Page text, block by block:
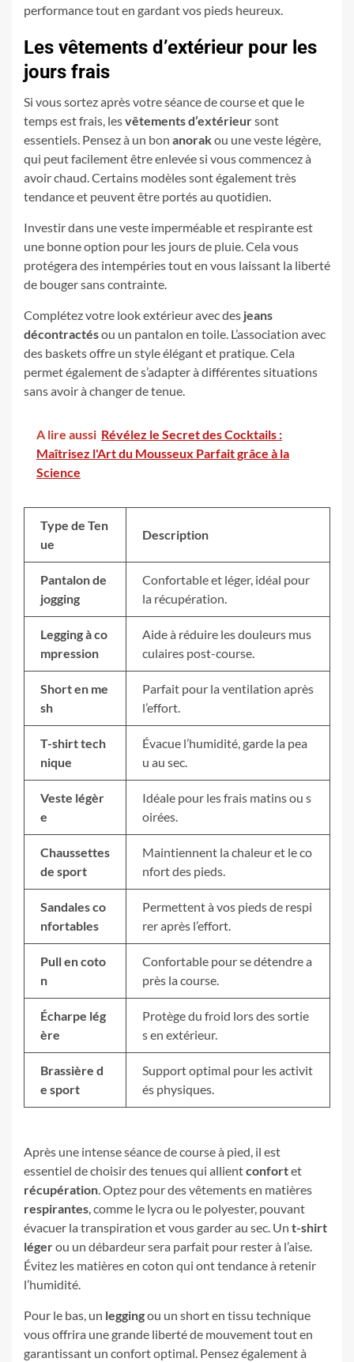
performance tout en gardant vos pieds heureux.
Les vêtements d’extérieur pour les
jours frais
Si vous sortez après votre séance de course et que le
temps est frais, lesvêtements d’extérieursont
essentiels. Pensez à un bon anorakou une veste légère,
qui peut facilement être enlevée si vous commencez à
avoir chaud. Certains modèles sont également très
tendance et peuvent être portés au quotidien.
Investir dans une veste imperméable et respirante est
une bonne option pour les jours de pluie. Cela vous
protégera des intempéries tout en vous laissant la liberté
de bouger sans contrainte.
Complétez votre look extérieur avec des jeans
décontractésou un pantalon en toile. L’association avec
des baskets offre un style élégant et pratique. Cela
permet également de s’adapter à différentes situations
sans avoir à changer de tenue.
A lire aussi Révélez le Secret des Cocktails :
Maîtrisez l'Art du Mousseux Parfait grâce à la
Science
Type de Ten
ue
Description
Pantalon de
jogging
Confortable et léger, idéal pour
la récupération.
Legging à co
mpression
Aide à réduire les douleurs mus
culaires post-course.
Short en me
sh
Parfait pour la ventilation après
l’effort.
T-shirt tech
nique
Évacue l’humidité, garde la pea
u au sec.
Veste légèr
e
Idéale pour les frais matins ou s
oirées.
Chaussettes
de sport
Maintiennent la chaleur et le co
nfort des pieds.
Sandales co
nfortables
Permettent à vos pieds de respi
rer après l’effort.
Pull en coto
n
Confortable pour se détendre a
près la course.
Écharpe lég
ère
Protège du froid lors des sortie
s en extérieur.
Brassière d
e sport
Support optimal pour les activit
és physiques.
Après une intense séance de course à pied, il est
essentiel de choisir des tenues qui allientconfortet
récupération. Optez pour des vêtements en matières
respirantes, comme le lycra ou le polyester, pouvant
évacuer la transpiration et vous garder au sec. Un t-shirt
légerou un débardeur sera parfait pour rester à l’aise.
Évitez les matières en coton qui ont tendance à retenir
l’humidité.
Pour le bas, un leggingou un short en tissu technique
vous offrira une grande liberté de mouvement tout en
garantissant un confort optimal. Pensez également à